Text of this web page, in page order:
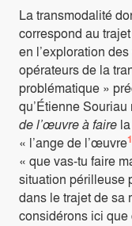
La transmodalité
correspond au
en l’exploration
opérateurs de la
problématique »
qu’Étienne
de l’œuvre à faire
« l’ange de l’œuvre
« que vas-tu faire
situation périlleuse
dans le trajet de sa
considérons ici